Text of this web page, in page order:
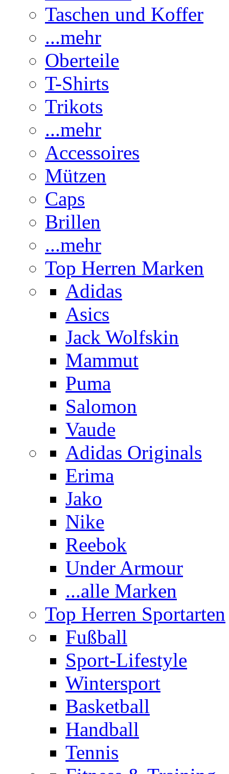
Taschen und Koffer
...mehr
Oberteile
T-Shirts
Trikots
...mehr
Accessoires
Mützen
Caps
Brillen
...mehr
Top Herren Marken
Adidas
Asics
Jack Wolfskin
Mammut
Puma
Salomon
Vaude
Adidas Originals
Erima
Jako
Nike
Reebok
Under Armour
...alle Marken
Top Herren Sportarten
Fußball
Sport-Lifestyle
Wintersport
Basketball
Handball
Tennis